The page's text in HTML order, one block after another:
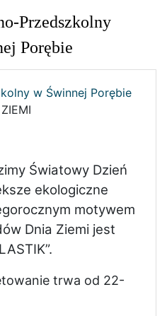
Przedszkolny
Porębie
w Świnnej Porębie
Światowy Dzień
ekologiczne
motywem
Dnia Ziemi jest
trwa od 22-